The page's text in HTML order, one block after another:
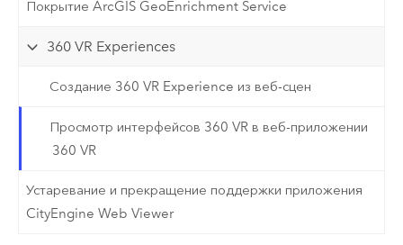
Покрытие ArcGIS GeoEnrichment Service
360 VR Experiences
Создание 360 VR Experience из веб-сцен
Просмотр интерфейсов 360 VR в веб-приложении
360 VR
Устаревание и прекращение поддержки приложения
CityEngine Web Viewer